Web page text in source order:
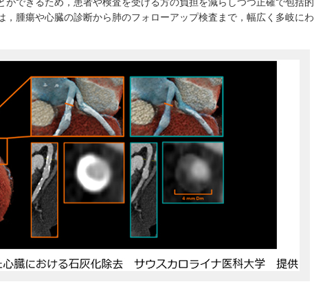
ができるため，患者や検査を受ける方の負担を減らしつつ正確で包括的
，腫瘍や心臓の診断から肺のフォローアップ検査まで，幅広く多岐にわ